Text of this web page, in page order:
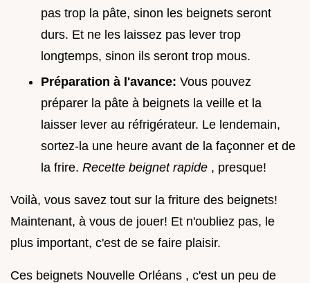
pas trop la pâte, sinon les beignets seront
durs. Et ne les laissez pas lever trop
longtemps, sinon ils seront trop mous.
Préparation à l'avance: Vous pouvez
préparer la pâte à beignets la veille et la
laisser lever au réfrigérateur. Le lendemain,
sortez-la une heure avant de la façonner et de
la frire. Recette beignet rapide , presque!
Voilà, vous savez tout sur la friture des beignets!
Maintenant, à vous de jouer! Et n'oubliez pas, le
plus important, c'est de se faire plaisir.
Ces beignets Nouvelle Orléans , c'est un peu de